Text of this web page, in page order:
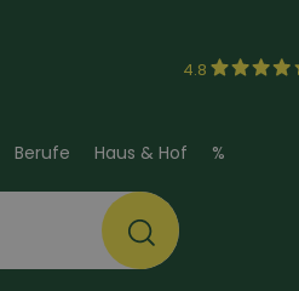
4.8
Berufe Haus & Hof %